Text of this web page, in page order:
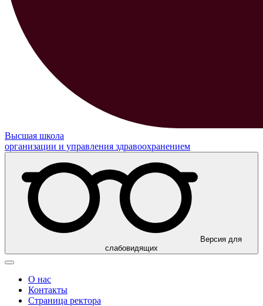
Высшая школа
организации и управления здравоохранением
Версия для
слабовидящих
О нас
Контакты
Страница ректора